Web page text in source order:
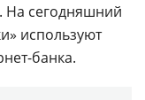
. На сегодняшний
используют
банка.